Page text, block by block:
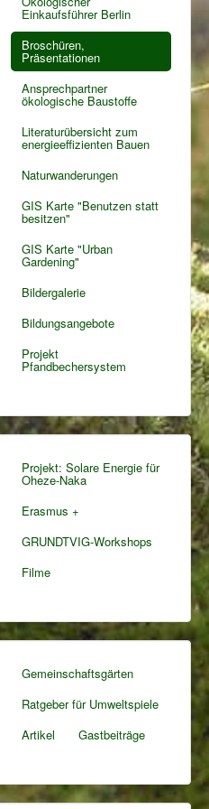
Einkaufsführer Berlin
Broschüren,
Präsentationen
Ansprechpartner
ökologische Baustoffe
Literaturübersicht zum
energieeffizienten Bauen
Naturwanderungen
GIS Karte "Benutzen statt
besitzen"
GIS Karte "Urban
Gardening"
Bildergalerie
Bildungsangebote
Projekt
Pfandbechersystem
Projekt: Solare Energie für
Oheze-Naka
Erasmus +
GRUNDTVIG-Workshops
Filme
Gemeinschaftsgärten
Ratgeber für Umweltspiele
Artikel
Gastbeiträge